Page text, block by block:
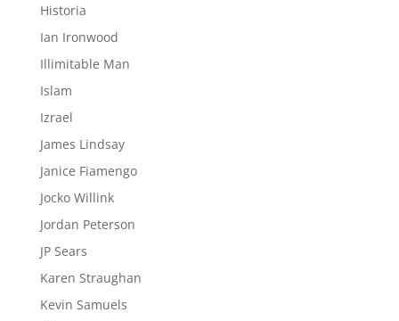
Historia
Ian Ironwood
Illimitable Man
Islam
Izrael
James Lindsay
Janice Fiamengo
Jocko Willink
Jordan Peterson
JP Sears
Karen Straughan
Kevin Samuels